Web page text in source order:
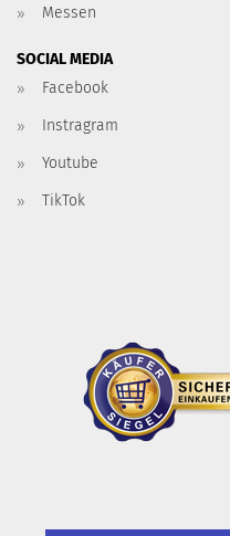
Messen
SOCIAL MEDIA
Facebook
Instragram
Youtube
TikTok